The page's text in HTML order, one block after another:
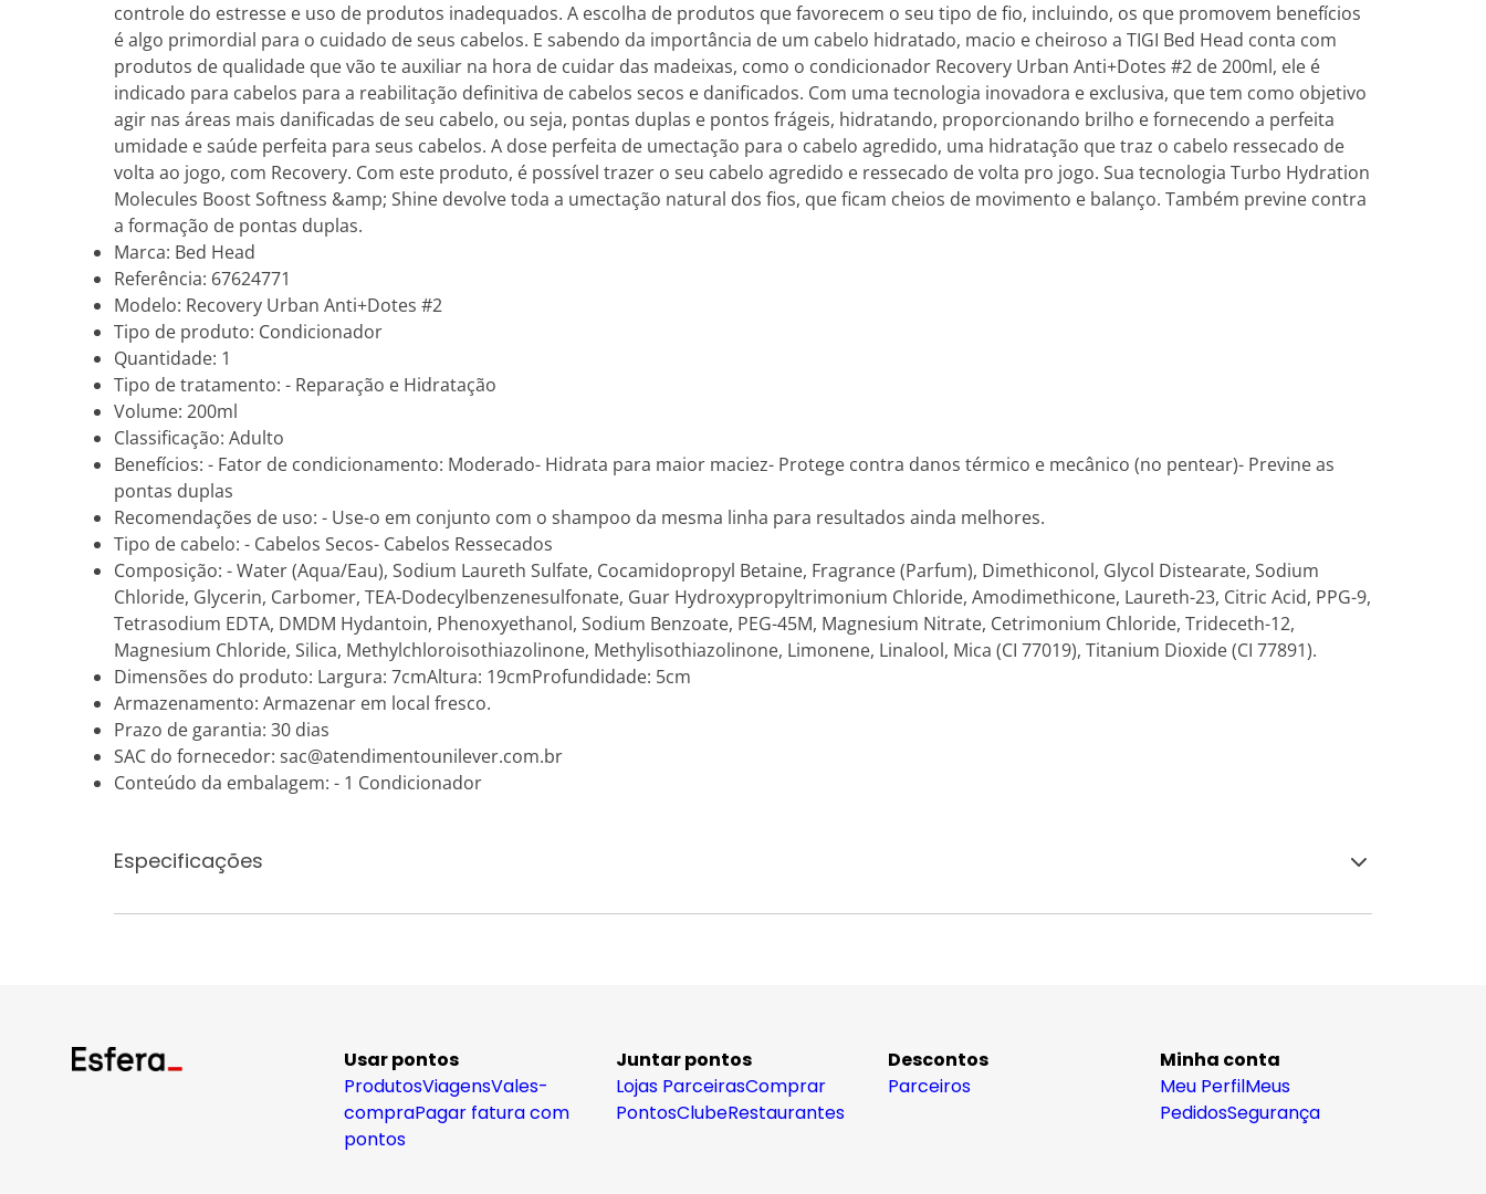
controle do estresse e uso de produtos inadequados. A escolha de produtos que favorecem o seu tipo de fio, incluindo, os que promovem benefícios
é algo primordial para o cuidado de seus cabelos. E sabendo da importância de um cabelo hidratado, macio e cheiroso a TIGI Bed Head conta com
produtos de qualidade que vão te auxiliar na hora de cuidar das madeixas, como o condicionador Recovery Urban Anti+Dotes #2 de 200ml, ele é
indicado para cabelos para a reabilitação definitiva de cabelos secos e danificados. Com uma tecnologia inovadora e exclusiva, que tem como objetivo
agir nas áreas mais danificadas de seu cabelo, ou seja, pontas duplas e pontos frágeis, hidratando, proporcionando brilho e fornecendo a perfeita
umidade e saúde perfeita para seus cabelos. A dose perfeita de umectação para o cabelo agredido, uma hidratação que traz o cabelo ressecado de
volta ao jogo, com Recovery. Com este produto, é possível trazer o seu cabelo agredido e ressecado de volta pro jogo. Sua tecnologia Turbo Hydration
Molecules Boost Softness &amp; Shine devolve toda a umectação natural dos fios, que ficam cheios de movimento e balanço. Também previne contra
a formação de pontas duplas.
Marca: Bed Head
Referência: 67624771
Modelo: Recovery Urban Anti+Dotes #2
Tipo de produto: Condicionador
Quantidade: 1
Tipo de tratamento: - Reparação e Hidratação
Volume: 200ml
Classificação: Adulto
Benefícios: - Fator de condicionamento: Moderado- Hidrata para maior maciez- Protege contra danos térmico e mecânico (no pentear)- Previne as
pontas duplas
Recomendações de uso: - Use-o em conjunto com o shampoo da mesma linha para resultados ainda melhores.
Tipo de cabelo: - Cabelos Secos- Cabelos Ressecados
Composição: - Water (Aqua/Eau), Sodium Laureth Sulfate, Cocamidopropyl Betaine, Fragrance (Parfum), Dimethiconol, Glycol Distearate, Sodium
Chloride, Glycerin, Carbomer, TEA-Dodecylbenzenesulfonate, Guar Hydroxypropyltrimonium Chloride, Amodimethicone, Laureth-23, Citric Acid, PPG-9,
Tetrasodium EDTA, DMDM Hydantoin, Phenoxyethanol, Sodium Benzoate, PEG-45M, Magnesium Nitrate, Cetrimonium Chloride, Trideceth-12,
Magnesium Chloride, Silica, Methylchloroisothiazolinone, Methylisothiazolinone, Limonene, Linalool, Mica (CI 77019), Titanium Dioxide (CI 77891).
Dimensões do produto: Largura: 7cmAltura: 19cmProfundidade: 5cm
Armazenamento: Armazenar em local fresco.
Prazo de garantia: 30 dias
SAC do fornecedor: sac@atendimentounilever.com.br
Conteúdo da embalagem: - 1 Condicionador
Especificações
Usar pontos
ProdutosViagensVales-
compraPagar fatura com
pontos
Juntar pontos
Lojas ParceirasComprar
PontosClubeRestaurantes
Descontos
Parceiros
Minha conta
Meu PerfilMeus
PedidosSegurança